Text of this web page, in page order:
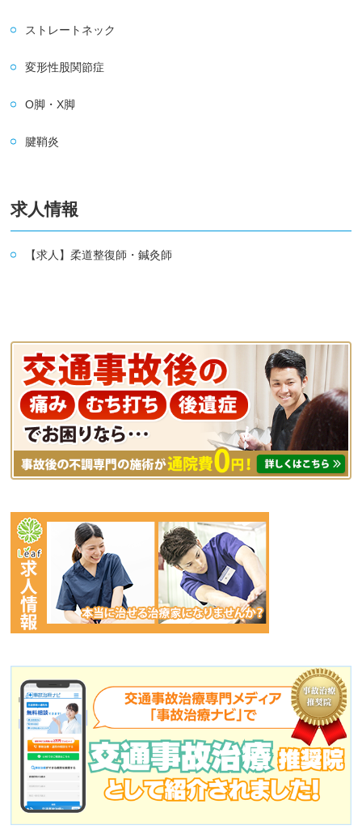
ストレートネック
変形性股関節症
O脚・X脚
腱鞘炎
求人情報
【求人】柔道整復師・鍼灸師